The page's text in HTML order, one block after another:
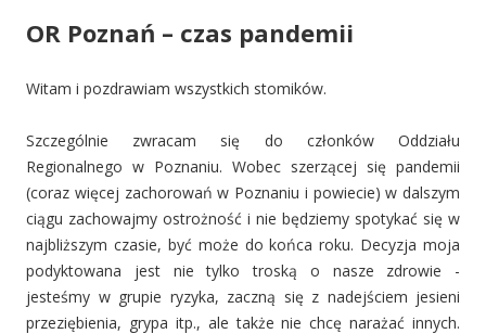
OR Poznań – czas pandemii
Witam i pozdrawiam wszystkich stomików.
Szczególnie zwracam się do członków Oddziału
Regionalnego w Poznaniu. Wobec szerzącej się pandemii
(coraz więcej zachorowań w Poznaniu i powiecie) w dalszym
ciągu zachowajmy ostrożność i nie będziemy spotykać się w
najbliższym czasie, być może do końca roku. Decyzja moja
podyktowana jest nie tylko troską o nasze zdrowie -
jesteśmy w grupie ryzyka, zaczną się z nadejściem jesieni
przeziębienia, grypa itp., ale także nie chcę narażać innych.